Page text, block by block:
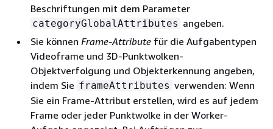
Beschriftungen mit dem Parameter
categoryGlobalAttributes angeben.
Sie können Frame-Attribute für die Aufgabentypen
Videoframe und 3D-Punktwolken-
Objektverfolgung und Objekterkennung angeben,
indem Sie frameAttributes verwenden: Wenn
Sie ein Frame-Attribut erstellen, wird es auf jedem
Frame oder jeder Punktwolke in der Worker-